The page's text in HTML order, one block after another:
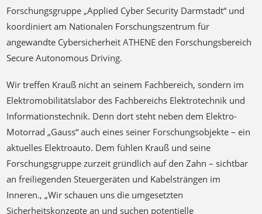
angewandte Cybersicherheit ATHENE den Forschungsbereich
Secure Autonomous Driving.
Wir treffen Krauß nicht an seinem Fachbereich, sondern im
Elektromobilitätslabor des Fachbereichs Elektrotechnik und
Informationstechnik. Denn dort steht neben dem Elektro-
Motorrad „Gauss“ auch eines seiner Forschungsobjekte – ein
aktuelles Elektroauto. Dem fühlen Krauß und seine
Forschungsgruppe zurzeit gründlich auf den Zahn – sichtbar
an freiliegenden Steuergeräten und Kabelsträngen im
Inneren., „Wir schauen uns die umgesetzten
Sicherheitskonzepte an und suchen potentielle
Schwachstellen, die auch aus der Ferne ausgenutzt werden
könnten“ erklärt Krauß. „Wie etwa beim ‚Jeep Hack‘ braucht